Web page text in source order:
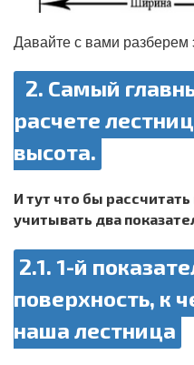
Давайте с вами разберем
2. Самый
расчете
высота.
И тут что бы
учитывать два
2.1. 1-й
поверхность, к
наша лестница